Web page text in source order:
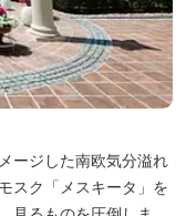
ージした南欧気分溢れ
スク「メスキータ」を